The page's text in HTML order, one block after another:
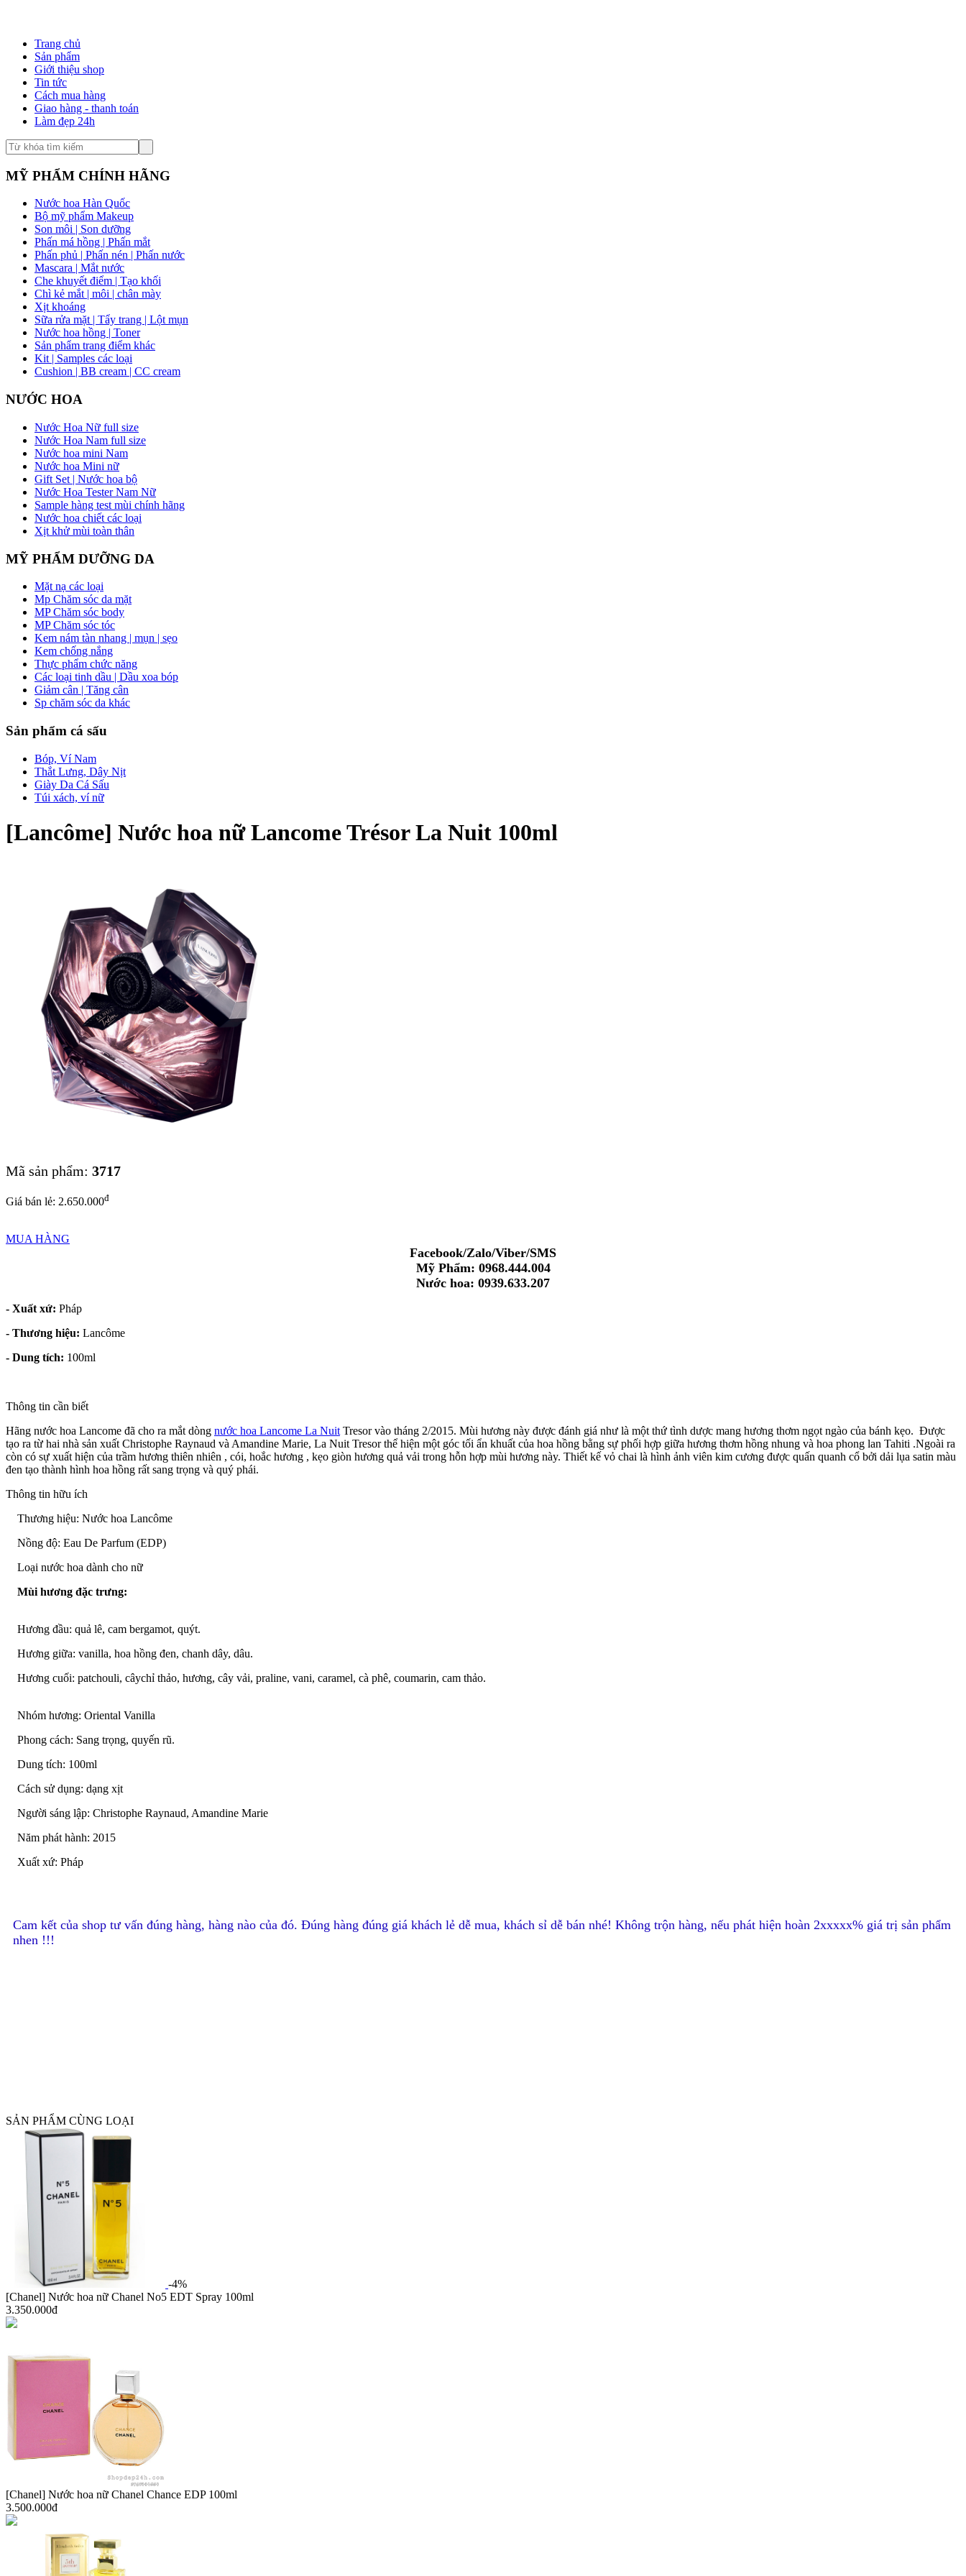
Trang chủ
Sản phẩm
Giới thiệu shop
Tin tức
Cách mua hàng
Giao hàng - thanh toán
Làm đẹp 24h
MỸ PHẨM CHÍNH HÃNG
Nước hoa Hàn Quốc
Bộ mỹ phẩm Makeup
Son môi | Son dưỡng
Phấn má hồng | Phấn mắt
Phấn phủ | Phấn nén | Phấn nước
Mascara | Mắt nước
Che khuyết điểm | Tạo khối
Chì kẻ mắt | môi | chân mày
Xịt khoáng
Sữa rửa mặt | Tẩy trang | Lột mụn
Nước hoa hồng | Toner
Sản phẩm trang điểm khác
Kit | Samples các loại
Cushion | BB cream | CC cream
NƯỚC HOA
Nước Hoa Nữ full size
Nước Hoa Nam full size
Nước hoa mini Nam
Nước hoa Mini nữ
Gift Set | Nước hoa bộ
Nước Hoa Tester Nam Nữ
Sample hàng test mùi chính hãng
Nước hoa chiết các loại
Xịt khử mùi toàn thân
MỸ PHẨM DƯỠNG DA
Mặt nạ các loại
Mp Chăm sóc da mặt
MP Chăm sóc body
MP Chăm sóc tóc
Kem nám tàn nhang | mụn | sẹo
Kem chống nắng
Thực phẩm chức năng
Các loại tinh dầu | Dầu xoa bóp
Giảm cân | Tăng cân
Sp chăm sóc da khác
Sản phẩm cá sấu
Bóp, Ví Nam
Thắt Lưng, Dây Nịt
Giày Da Cá Sấu
Túi xách, ví nữ
[Lancôme] Nước hoa nữ Lancome Trésor La Nuit 100ml
Mã sản phẩm: 3717
Giá bán lẻ: 2.650.000đ
MUA HÀNG
Facebook/Zalo/Viber/SMS
Mỹ Phẩm: 0968.444.004
Nước hoa: 0939.633.207
- Xuất xứ: Pháp
- Thương hiệu: Lancôme
- Dung tích: 100ml
Thông tin cần biết
Hãng nước hoa Lancome đã cho ra mắt dòng nước hoa Lancome La Nuit Tresor vào tháng 2/2015. Mùi hương này được đánh giá như là một thứ tình dược mang hương thơm ngọt ngào của bánh kẹo. Được
tạo ra từ hai nhà sản xuất Christophe Raynaud và Amandine Marie, La Nuit Tresor thể hiện một góc tối ẩn khuất của hoa hồng bằng sự phối hợp giữa hương thơm hồng nhung và hoa phong lan Tahiti .Ngoài ra
còn có sự xuất hiện của trầm hương thiên nhiên , cói, hoắc hương , kẹo giòn hương quả vải trong hỗn hợp mùi hương này. Thiết kế vỏ chai là hình ảnh viên kim cương được quấn quanh cổ bởi dải lụa satin màu
đen tạo thành hình hoa hồng rất sang trọng và quý phái.
Thông tin hữu ích
Thương hiệu: Nước hoa Lancôme
Nồng độ: Eau De Parfum (EDP)
Loại nước hoa dành cho nữ
Mùi hương đặc trưng:
Hương đầu: quả lê, cam bergamot, quýt.
Hương giữa: vanilla, hoa hồng đen, chanh dây, dâu.
Hương cuối: patchouli, câychỉ thảo, hương, cây vải, praline, vani, caramel, cà phê, coumarin, cam thảo.
Nhóm hương: Oriental Vanilla
Phong cách: Sang trọng, quyến rũ.
Dung tích: 100ml
Cách sử dụng: dạng xịt
Người sáng lập: Christophe Raynaud, Amandine Marie
Năm phát hành: 2015
Xuất xứ: Pháp
Cam kết của shop tư vấn đúng hàng, hàng nào của đó. Đúng hàng đúng giá khách lẻ dễ mua, khách sỉ dễ bán nhé! Không trộn hàng, nếu phát hiện hoàn 2xxxxx% giá trị sản phẩm
nhen !!!
SẢN PHẨM CÙNG LOẠI
-4%
[Chanel] Nước hoa nữ Chanel No5 EDT Spray 100ml
3.350.000đ
[Chanel] Nước hoa nữ Chanel Chance EDP 100ml
3.500.000đ